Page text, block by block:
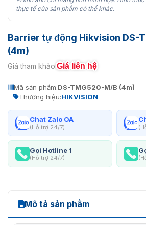
thực tế của sản phẩm có thể khác.
Barrier tự động Hikvision DS-
(4m)
Giá tham khảo:Giá liên hệ
Mã sản phẩm:DS-TMG520-M/B (4m)
Thương hiệu:HIKVISION
Chat Zalo OA
(Hỗ trợ 24/7)
Gọi Hotline 1
(Hỗ trợ 24/7)
Mô tả sản phẩm